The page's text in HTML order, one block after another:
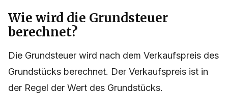
Wie wird die Grundsteuer
berechnet?
Die Grundsteuer wird nach dem Verkaufspreis des
Grundstücks berechnet. Der Verkaufspreis ist in
der Regel der Wert des Grundstücks.